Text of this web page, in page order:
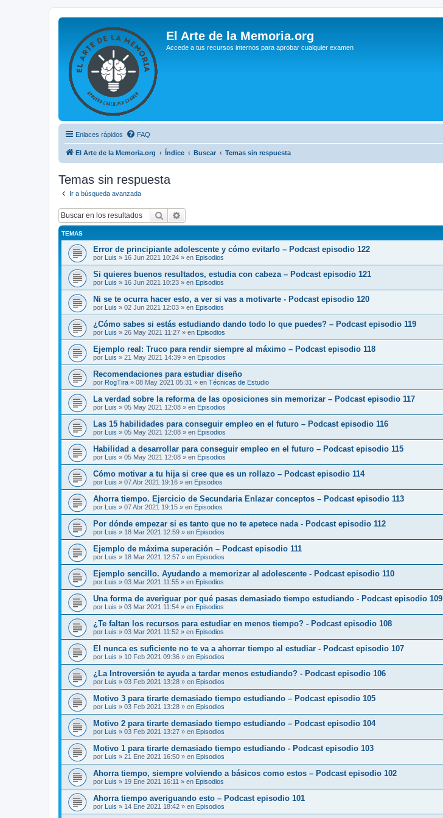
El Arte de la Memoria.org
Accede a tus recursos internos para aprobar cualquier examen
Enlaces rápidos FAQ
El Arte de la Memoria.org Índice Buscar Temas sin respuesta
Temas sin respuesta
Ir a búsqueda avanzada
Buscar
TEMAS
Error de principiante adolescente y cómo evitarlo – Podcast episodio 122
por Luis » 16 Jun 2021 10:24 » en Episodios
Si quieres buenos resultados, estudia con cabeza – Podcast episodio 121
por Luis » 16 Jun 2021 10:23 » en Episodios
Ni se te ocurra hacer esto, a ver si vas a motivarte - Podcast episodio 120
por Luis » 02 Jun 2021 12:03 » en Episodios
¿Cómo sabes si estás estudiando dando todo lo que puedes? – Podcast episodio 119
por Luis » 26 May 2021 11:27 » en Episodios
Ejemplo real: Truco para rendir siempre al máximo – Podcast episodio 118
por Luis » 21 May 2021 14:39 » en Episodios
Recomendaciones para estudiar diseño
por RogTira » 08 May 2021 05:31 » en Técnicas de Estudio
La verdad sobre la reforma de las oposiciones sin memorizar – Podcast episodio 117
por Luis » 05 May 2021 12:08 » en Episodios
Las 15 habilidades para conseguir empleo en el futuro – Podcast episodio 116
por Luis » 05 May 2021 12:08 » en Episodios
Habilidad a desarrollar para conseguir empleo en el futuro – Podcast episodio 115
por Luis » 05 May 2021 12:08 » en Episodios
Cómo motivar a tu hija si cree que es un rollazo – Podcast episodio 114
por Luis » 07 Abr 2021 19:16 » en Episodios
Ahorra tiempo. Ejercicio de Secundaria Enlazar conceptos – Podcast episodio 113
por Luis » 07 Abr 2021 19:15 » en Episodios
Por dónde empezar si es tanto que no te apetece nada - Podcast episodio 112
por Luis » 18 Mar 2021 12:59 » en Episodios
Ejemplo de máxima superación – Podcast episodio 111
por Luis » 18 Mar 2021 12:57 » en Episodios
Ejemplo sencillo. Ayudando a memorizar al adolescente - Podcast episodio 110
por Luis » 03 Mar 2021 11:55 » en Episodios
Una forma de averiguar por qué pasas demasiado tiempo estudiando - Podcast episodio 109
por Luis » 03 Mar 2021 11:54 » en Episodios
¿Te faltan los recursos para estudiar en menos tiempo? - Podcast episodio 108
por Luis » 03 Mar 2021 11:52 » en Episodios
El nunca es suficiente no te va a ahorrar tiempo al estudiar - Podcast episodio 107
por Luis » 10 Feb 2021 09:36 » en Episodios
¿La Introversión te ayuda a tardar menos estudiando? - Podcast episodio 106
por Luis » 03 Feb 2021 13:28 » en Episodios
Motivo 3 para tirarte demasiado tiempo estudiando – Podcast episodio 105
por Luis » 03 Feb 2021 13:28 » en Episodios
Motivo 2 para tirarte demasiado tiempo estudiando – Podcast episodio 104
por Luis » 03 Feb 2021 13:27 » en Episodios
Motivo 1 para tirarte demasiado tiempo estudiando - Podcast episodio 103
por Luis » 21 Ene 2021 16:50 » en Episodios
Ahorra tiempo, siempre volviendo a básicos como estos – Podcast episodio 102
por Luis » 19 Ene 2021 16:11 » en Episodios
Ahorra tiempo averiguando esto – Podcast episodio 101
por Luis » 14 Ene 2021 18:42 » en Episodios